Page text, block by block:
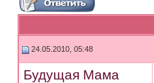
24.05.2010, 05:48
Будущая Мама